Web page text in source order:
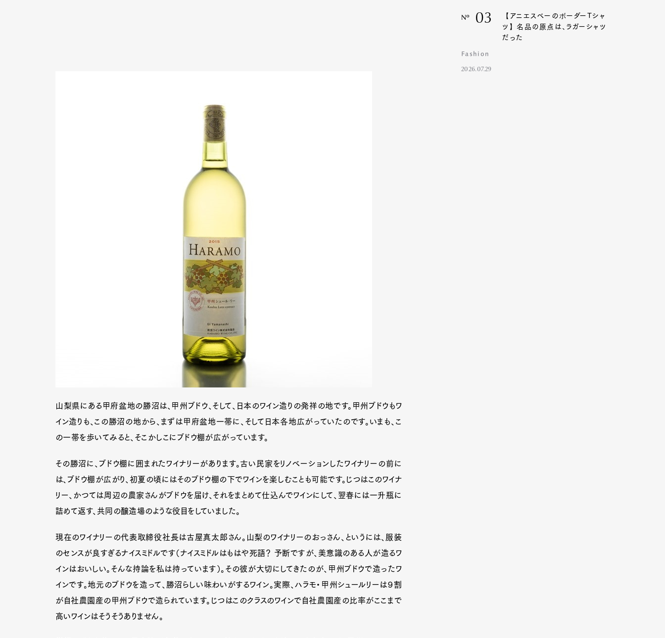
山梨県にある甲府盆地の勝沼は、甲州ブドウ、そして、日本のワイン造りの発祥の地です。甲州ブドウもワ
イン造りも、この勝沼の地から、まずは甲府盆地一帯に、そして日本各地広がっていたのです。いまも、こ
の一帯を歩いてみると、そこかしこにブドウ棚が広がっています。
その勝沼に、ブドウ棚に囲まれたワイナリーがあります。古い民家をリノベーションしたワイナリーの前に
は、ブドウ棚が広がり、初夏の頃にはそのブドウ棚の下でワインを楽しむことも可能です。じつはこのワイナ
リー、かつては周辺の農家さんがブドウを届け、それをまとめて仕込んでワインにして、翌春には一升瓶に
詰めて返す、共同の醸造場のような役目をしていました。
現在のワイナリーの代表取締役社長は古屋真太郎さん。山梨のワイナリーのおっさん、というには、服装
のセンスが良すぎるナイスミドルです（ナイスミドルはもはや死語？ 予断ですが、美意識のある人が造るワ
インはおいしい。そんな持論を私は持っています）。その彼が大切にしてきたのが、甲州ブドウで造ったワ
インです。地元のブドウを造って、勝沼らしい味わいがするワイン。実際、ハラモ・甲州シュールリーは９割
が自社農園産の甲州ブドウで造られています。じつはこのクラスのワインで自社農園産の比率がここまで
高いワインはそうそうありません。
Nº 03
【アニエスベーのボーダーTシャ
ツ】名品の原点は、ラガーシャツ
だった
Fashion
2026.07.29